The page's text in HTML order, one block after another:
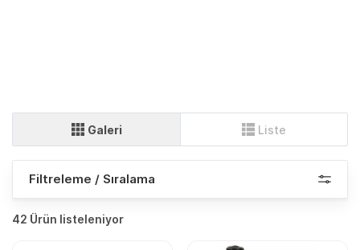
Galeri Liste
Filtreleme / Sıralama
42 Ürün listeleniyor